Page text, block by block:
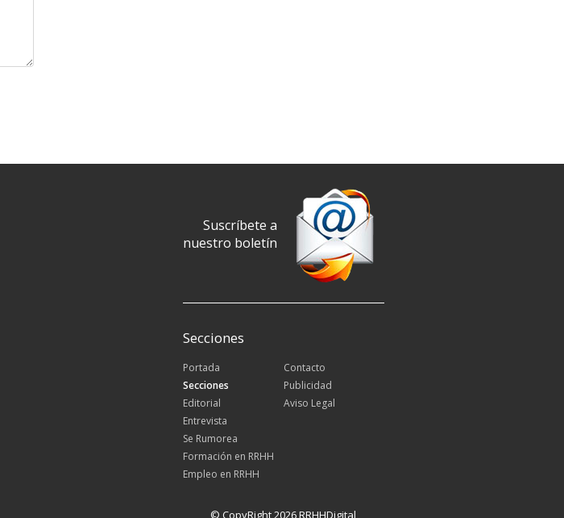
Suscríbete a
nuestro boletín
Secciones
Portada
Secciones
Editorial
Entrevista
Se Rumorea
Formación en RRHH
Empleo en RRHH
Contacto
Publicidad
Aviso Legal
© CopyRight 2026 RRHHDigital